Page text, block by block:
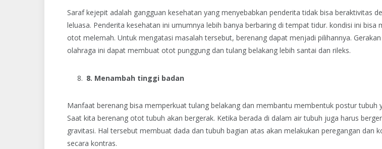
Saraf kejepit adalah gangguan kesehatan yang menyebabkan penderita tidak bisa beraktivitas
leluasa. Penderita kesehatan ini umumnya lebih banya berbaring di tempat tidur. kondisi ini bisa
otot melemah. Untuk mengatasi masalah tersebut, berenang dapat menjadi pilihannya.
olahraga ini dapat membuat otot punggung dan tulang belakang lebih santai dan rileks.
8. Menambah tinggi badan
Manfaat berenang bisa memperkuat tulang belakang dan membantu membentuk postur tubuh
Saat kita berenang otot tubuh akan bergerak. Ketika berada di dalam air tubuh juga harus
gravitasi. Hal tersebut membuat dada dan tubuh bagian atas akan melakukan peregangan dan
secara kontras.